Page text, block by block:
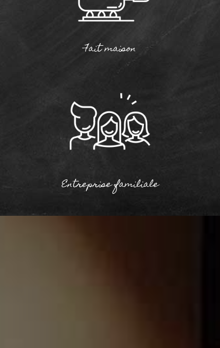
Fait maison
Entreprise familiale